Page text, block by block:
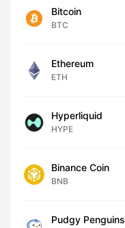
Bitcoin
BTC
Ethereum
ETH
Hyperliquid
HYPE
Binance Coin
BNB
Pudgy Penguins